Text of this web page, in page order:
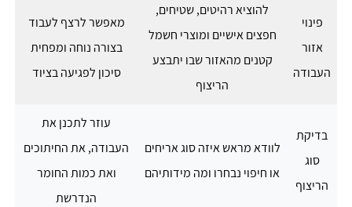
פינוי
אזור
העבודה
להוציא רהיטים, שטיחים,
חפצים אישיים ומוצרי חשמל
קטנים מהאזור שבו יתבצע
הריצוף
מאפשר לרצף לעבוד
בצורה נוחה ומפחית
סיכון לפגיעה בציוד
בדיקת
סוג
הריצוף
לוודא מראש איזה סוג אריחים
או חיפוי נבחרו ומה מידותיהם
עוזר לתכנן את
העבודה, את החיתוכים
ואת כמות החומר
הנדרשת